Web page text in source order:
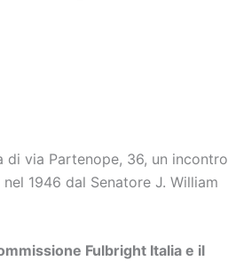
di via Partenope, 36, un incontro
1946 dal Senatore J. William
Fulbright Italia e il